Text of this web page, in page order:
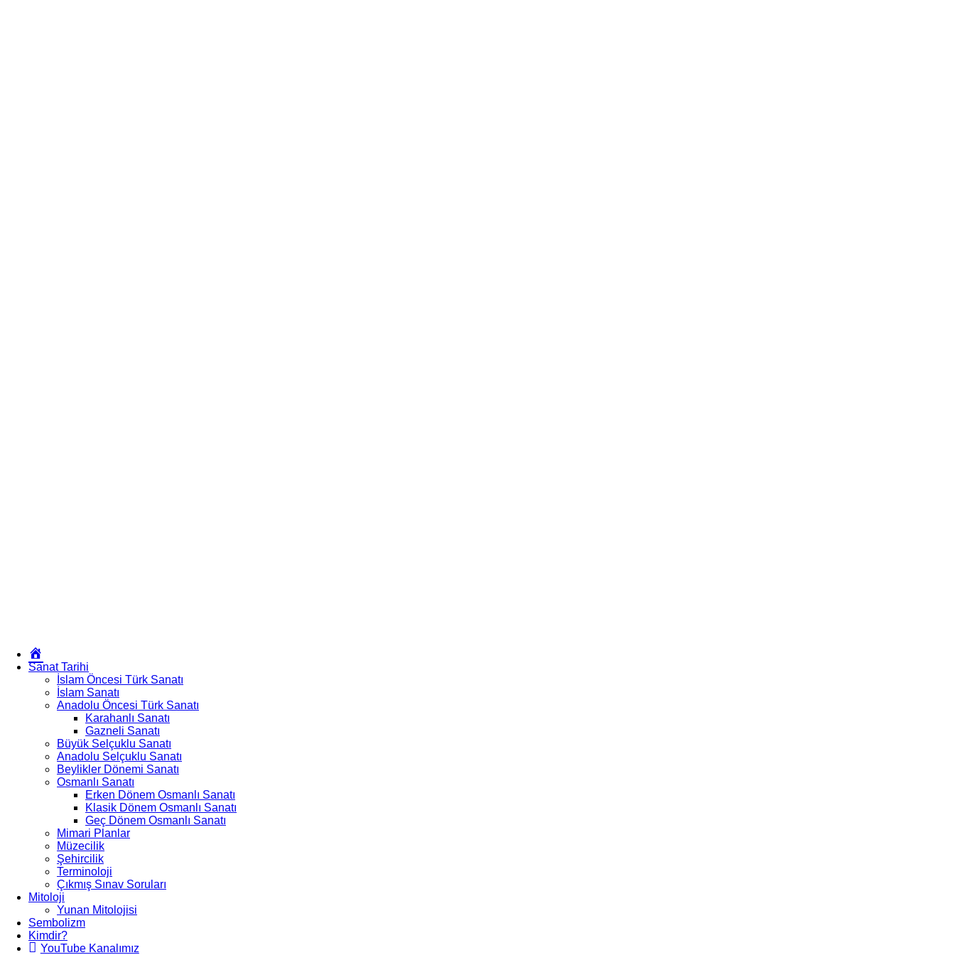
Yazarım
Sanat Tarihi
İslam Öncesi Türk Sanatı
İslam Sanatı
Anadolu Öncesi Türk Sanatı
Karahanlı Sanatı
Gazneli Sanatı
Büyük Selçuklu Sanatı
Anadolu Selçuklu Sanatı
Beylikler Dönemi Sanatı
Osmanlı Sanatı
Erken Dönem Osmanlı Sanatı
Klasik Dönem Osmanlı Sanatı
Geç Dönem Osmanlı Sanatı
Mimari Planlar
Müzecilik
Şehircilik
Terminoloji
Çıkmış Sınav Soruları
Mitoloji
Yunan Mitolojisi
Sembolizm
Kimdir?
YouTube Kanalımız